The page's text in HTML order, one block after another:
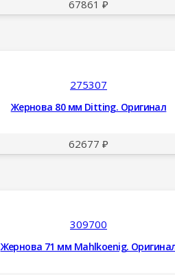
67861 ₽
275307
Жернова 80 мм Ditting. Оригинал
62677 ₽
309700
Жернова 71 мм Mahlkoenig.